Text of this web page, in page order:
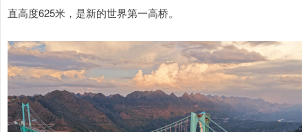
直高度625米，是新的世界第一高桥。